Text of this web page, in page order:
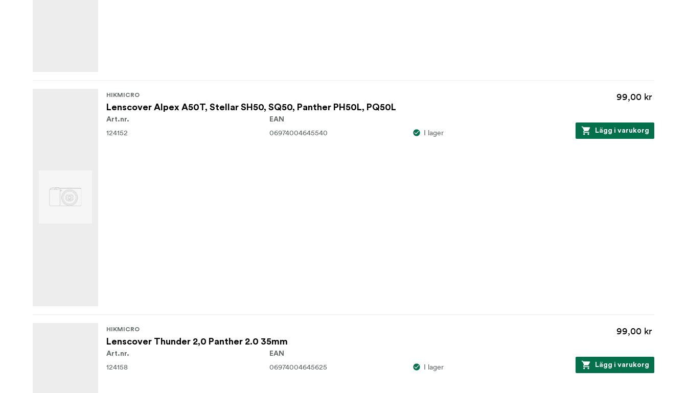
HIKMICRO
Lenscover Alpex A50T, Stellar SH50, SQ50, Panther PH50L, PQ50L
99,00 kr
Art.nr.
124152
EAN
06974004645540 I lager Lägg i varukorg
HIKMICRO
Lenscover Thunder 2,0 Panther 2.0 35mm
99,00 kr
Art.nr.
124158
EAN
06974004645625 I lager Lägg i varukorg